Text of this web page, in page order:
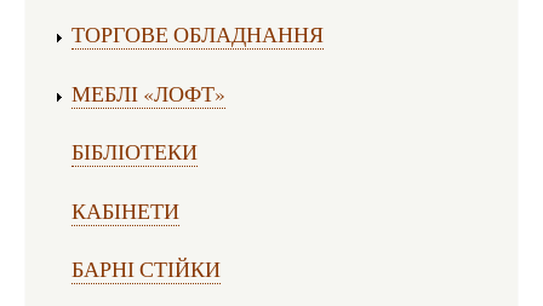
ТОРГОВЕ ОБЛАДНАННЯ
МЕБЛІ «ЛОФТ»
БІБЛІОТЕКИ
КАБІНЕТИ
БАРНІ СТІЙКИ